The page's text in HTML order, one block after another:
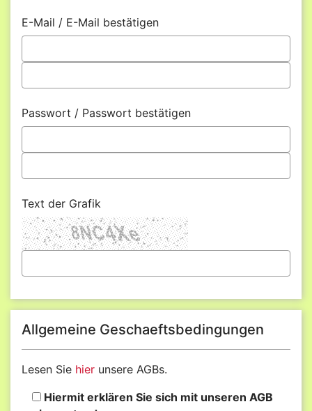
E-Mail / E-Mail bestätigen
Passwort / Passwort bestätigen
Text der Grafik
Allgemeine Geschaeftsbedingungen
Lesen Sie hier unsere AGBs.
Hiermit erklären Sie sich mit unseren AGB